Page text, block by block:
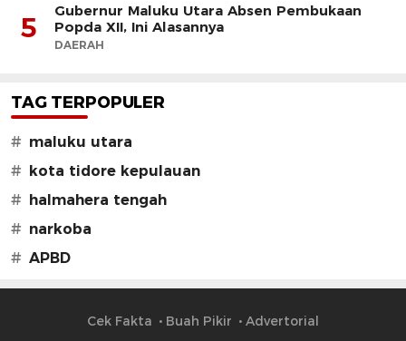
5
Gubernur Maluku Utara Absen Pembukaan
Popda XII, Ini Alasannya
DAERAH
TAG TERPOPULER
# maluku utara
# kota tidore kepulauan
# halmahera tengah
# narkoba
# APBD
Cek Fakta Buah Pikir Advertorial